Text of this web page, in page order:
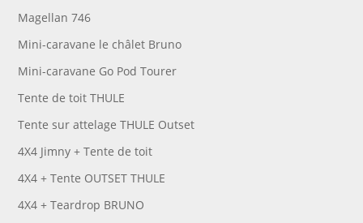
Magellan 746
Mini-caravane le châlet Bruno
Mini-caravane Go Pod Tourer
Tente de toit THULE
Tente sur attelage THULE Outset
4X4 Jimny + Tente de toit
4X4 + Tente OUTSET THULE
4X4 + Teardrop BRUNO